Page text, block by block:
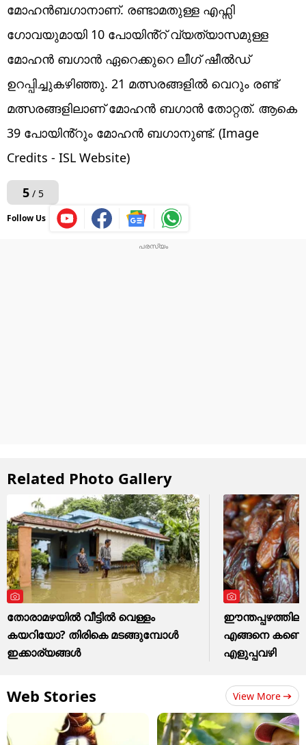
മോഹൻബഗാനാണ്. രണ്ടാമതുള്ള എഫ്സി
ഗോവയുമായി 10 പോയിൻ്റ് വ്യത്യാസമുള്ള
മോഹൻ ബഗാൻ ഏറെക്കുറെ ലീഗ് ഷീൽഡ്
ഉറപ്പിച്ചുകഴിഞ്ഞു. 21 മത്സരങ്ങളിൽ വെറും രണ്ട്
മത്സരങ്ങളിലാണ് മോഹൻ ബഗാൻ തോറ്റത്. ആകെ
39 പോയിൻ്റും മോഹൻ ബഗാനുണ്ട്. (Image
Credits - ISL Website)
5/ 5
Follow Us
Related Photo Gallery
തോരാമഴയിൽ വീട്ടിൽ വെള്ളം
കയറിയോ? തിരികെ മടങ്ങുമ്പോൾ
ഇക്കാര്യങ്ങൾ
എങ്ങനെ
എളുപ്പവഴി
Web Stories View More